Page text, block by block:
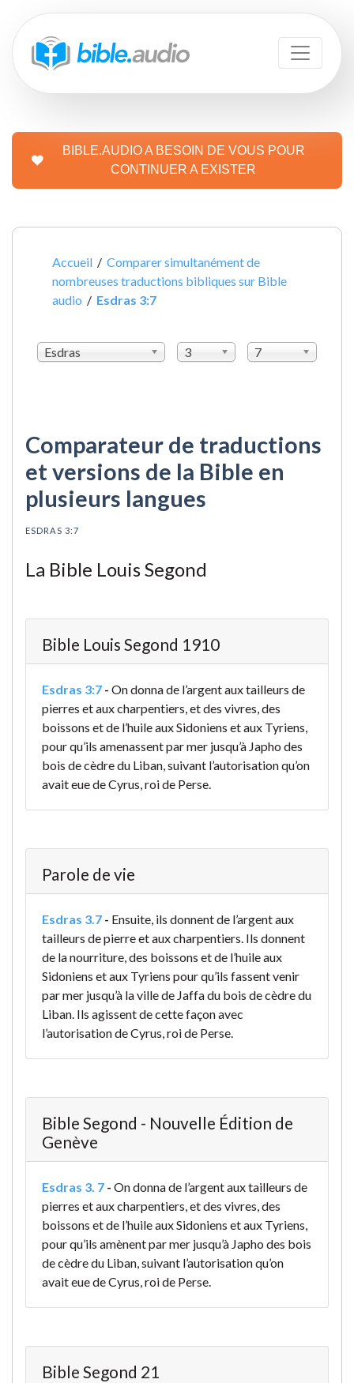
BIBLE.AUDIO A BESOIN DE VOUS POUR
CONTINUER A EXISTER
Accueil /Comparer simultanément de
nombreuses traductions bibliques sur Bible
audio / Esdras 3:7
Esdras 3 7
Comparateur de traductions
et versions de la Bible en
plusieurs langues
ESDRAS 3:7
La Bible Louis Segond
Bible Louis Segond 1910
Esdras 3:7 - On donna de l’argent aux tailleurs de
pierres et aux charpentiers, et des vivres, des
boissons et de l’huile aux Sidoniens et aux Tyriens,
pour qu’ils amenassent par mer jusqu’à Japho des
bois de cèdre du Liban, suivant l’autorisation qu’on
avait eue de Cyrus, roi de Perse.
Parole de vie
Esdras 3.7 - Ensuite, ils donnent de l’argent aux
tailleurs de pierre et aux charpentiers. Ils donnent
de la nourriture, des boissons et de l’huile aux
Sidoniens et aux Tyriens pour qu’ils fassent venir
par mer jusqu’à la ville de Jaffa du bois de cèdre du
Liban. Ils agissent de cette façon avec
l’autorisation de Cyrus, roi de Perse.
Bible Segond - Nouvelle Édition de
Genève
Esdras 3. 7 - On donna de l’argent aux tailleurs de
pierres et aux charpentiers, et des vivres, des
boissons et de l’huile aux Sidoniens et aux Tyriens,
pour qu’ils amènent par mer jusqu’à Japho des bois
de cèdre du Liban, suivant l’autorisation qu’on
avait eue de Cyrus, roi de Perse.
Bible Segond 21